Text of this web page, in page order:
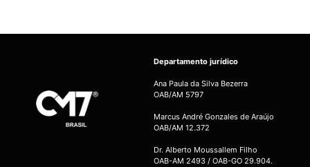
Departamento jurídico
Ana Paula da Silva Bezerra
OAB/AM 5797
Marcus André Gonzales de Araújo
OAB/AM 12.372
Dr. Alberto Moussallem Filho
OAB-AM 2493 / OAB-GO 29.904.